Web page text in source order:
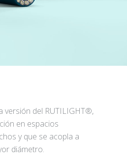
versión del RUTILIGHT®,
en espacios
y que se acopla a
diámetro.